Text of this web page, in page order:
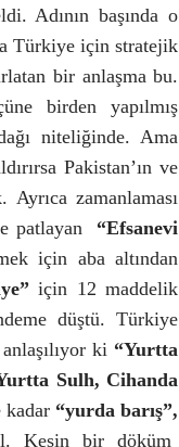
Adının başında o
Türkiye için stratejik
bir anlaşma bu.
birden yapılmış
niteliğinde. Ama
Pakistan’ın ve
zamanlaması
patlayan
“Efsanevi
için aba altından
için 12 maddelik
düştü. Türkiye
ki “Yurtta
Sulh, Cihanda
kadar “yurda barış”,
Kesin bir döküm